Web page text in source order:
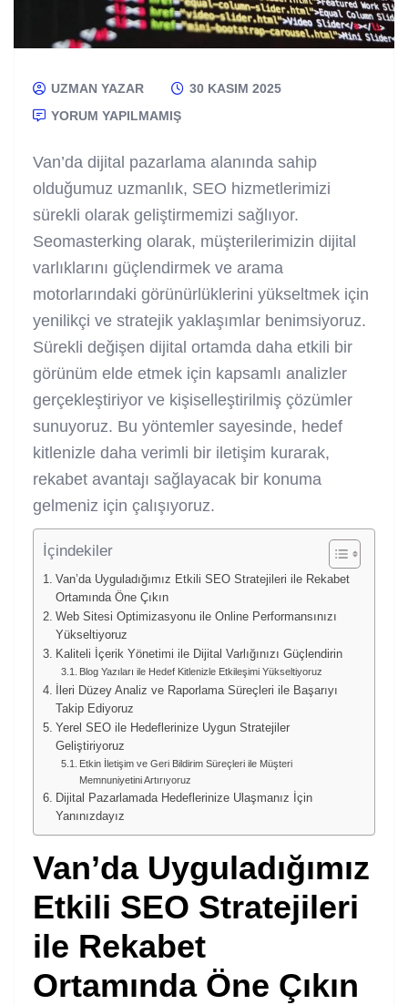
UZMAN YAZAR
30 KASIM 2025
YORUM YAPILMAMIŞ
Van’da dijital pazarlama alanında sahip
olduğumuz uzmanlık, SEO hizmetlerimizi
sürekli olarak geliştirmemizi sağlıyor.
Seomasterking olarak, müşterilerimizin dijital
varlıklarını güçlendirmek ve arama
motorlarındaki görünürlüklerini yükseltmek için
yenilikçi ve stratejik yaklaşımlar benimsiyoruz.
Sürekli değişen dijital ortamda daha etkili bir
görünüm elde etmek için kapsamlı analizler
gerçekleştiriyor ve kişiselleştirilmiş çözümler
sunuyoruz. Bu yöntemler sayesinde, hedef
kitlenizle daha verimli bir iletişim kurarak,
rekabet avantajı sağlayacak bir konuma
gelmeniz için çalışıyoruz.
İçindekiler
Van’da Uyguladığımız Etkili SEO Stratejileri ile Rekabet
Ortamında Öne Çıkın
Web Sitesi Optimizasyonu ile Online Performansınızı
Yükseltiyoruz
Kaliteli İçerik Yönetimi ile Dijital Varlığınızı Güçlendirin
Blog Yazıları ile Hedef Kitlenizle Etkileşimi Yükseltiyoruz
İleri Düzey Analiz ve Raporlama Süreçleri ile Başarıyı
Takip Ediyoruz
Yerel SEO ile Hedeflerinize Uygun Stratejiler
Geliştiriyoruz
Etkin İletişim ve Geri Bildirim Süreçleri ile Müşteri
Memnuniyetini Artırıyoruz
Dijital Pazarlamada Hedeflerinize Ulaşmanız İçin
Yanınızdayız
Van’da Uyguladığımız
Etkili SEO Stratejileri
ile Rekabet
Ortamında Öne Çıkın